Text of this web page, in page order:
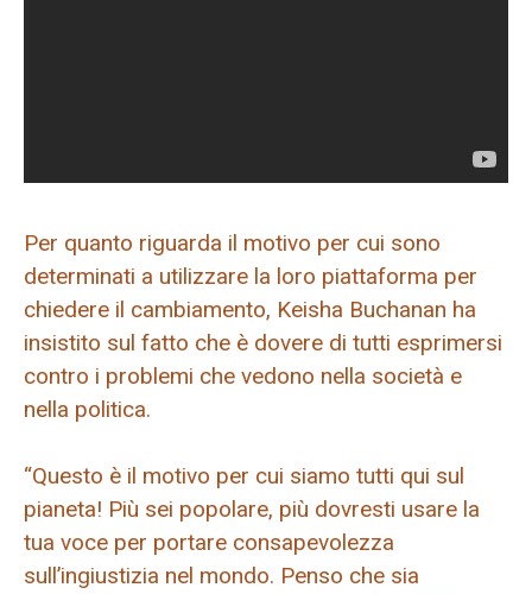
Per quanto riguarda il motivo per cui sono
determinati a utilizzare la loro piattaforma per
chiedere il cambiamento, Keisha Buchanan ha
insistito sul fatto che è dovere di tutti esprimersi
contro i problemi che vedono nella società e
nella politica.
“Questo è il motivo per cui siamo tutti qui sul
pianeta! Più sei popolare, più dovresti usare la
tua voce per portare consapevolezza
sull’ingiustizia nel mondo. Penso che sia